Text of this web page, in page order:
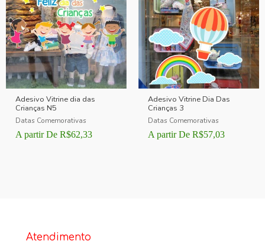
Adesivo Vitrine dia das
Crianças N5
Datas Comemorativas
A partir De R$62,33
Adesivo Vitrine Dia Das
Crianças 3
Datas Comemorativas
A partir De R$57,03
Atendimento